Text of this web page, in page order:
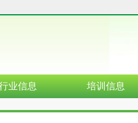
业信息 培训信息